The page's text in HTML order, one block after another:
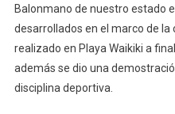
Balonmano de nuestro estado
desarrollados en el marco de
realizado en Playa Waikiki a
además se dio una
disciplina deportiva.